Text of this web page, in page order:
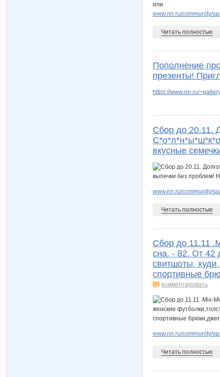
или
www.nn.ru/community/
Читать полностью
Пополнение
презенты!
https://www.nn.ru/
Сбор до 20.11.
вкусные
www.nn.ru/community/
Читать полностью
Cбор до 11.11
сна. - 82. От 42
свитшоты,
спортивные
комментировать
www.nn.ru/community/
Читать полностью